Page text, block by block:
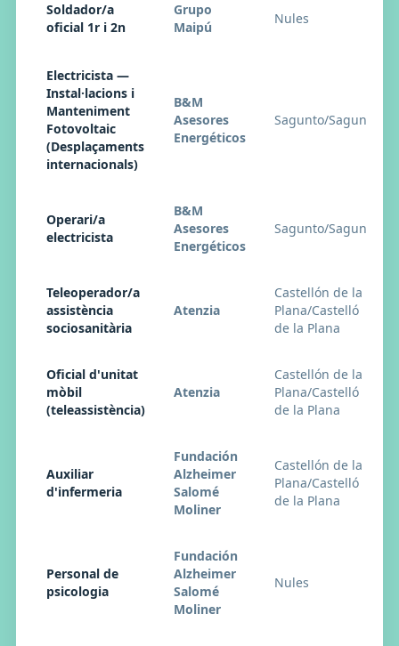
Soldador/a
oficial 1r i 2n
Grupo
Maipú
Nules
Electricista —
Instal·lacions i
Manteniment
Fotovoltaic
(Desplaçaments
internacionals)
B&M
Asesores
Energéticos
Sagunto/Sagunt
Operari/a
electricista
B&M
Asesores
Energéticos
Sagunto/Sagunt
Teleoperador/a
assistència
sociosanitària
Atenzia
Castellón de la
Plana/Castelló
de la Plana
Oficial d'unitat
mòbil
(teleassistència)
Atenzia
Castellón de la
Plana/Castelló
de la Plana
Auxiliar
d'infermeria
Fundación
Alzheimer
Salomé
Moliner
Castellón de la
Plana/Castelló
de la Plana
Personal de
psicologia
Fundación
Alzheimer
Salomé
Moliner
Nules